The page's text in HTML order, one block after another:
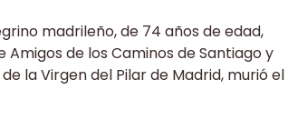
madrileño, de 74 años de edad,
de los Caminos de Santiago y
la Virgen del Pilar de Madrid, murió el